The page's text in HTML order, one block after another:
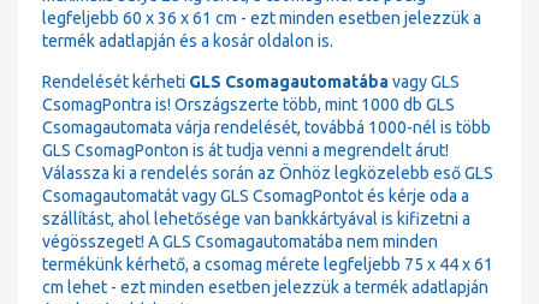
legfeljebb 60 x 36 x 61 cm - ezt minden esetben jelezzük a
termék adatlapján és a kosár oldalon is.
Rendelését kérheti GLS Csomagautomatábavagy GLS
CsomagPontra is! Országszerte több, mint 1000 db GLS
Csomagautomata várja rendelését, továbbá 1000-nél is több
GLS CsomagPonton is át tudja venni a megrendelt árut!
Válassza ki a rendelés során az Önhöz legközelebb eső GLS
Csomagautomatát vagy GLS CsomagPontot és kérje oda a
szállítást, ahol lehetősége van bankkártyával is kifizetni a
végösszeget! A GLS Csomagautomatába nem minden
termékünk kérhető, a csomag mérete legfeljebb 75 x 44 x 61
cm lehet - ezt minden esetben jelezzük a termék adatlapján